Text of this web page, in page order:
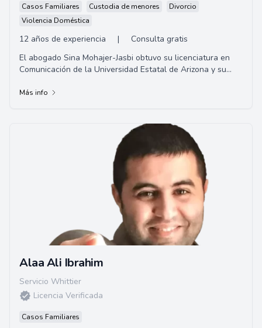
Casos Familiares Custodia de menores
Divorcio
Violencia Doméstica
12 años de experiencia |
Consulta gratis
El abogado Sina Mohajer-Jasbi obtuvo su licenciatura en
Comunicación de la Universidad Estatal de Arizona y su
Más info
Alaa Ali Ibrahim
Servicio Whittier
Licencia Verificada
Casos Familiares